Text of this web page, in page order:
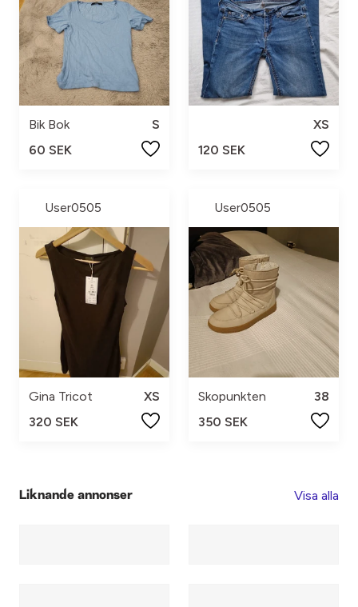
Bik Bok
S
60 SEK
XS
120 SEK
User0505
Gina Tricot
XS
320 SEK
User0505
Skopunkten
38
350 SEK
Liknande annonser Visa alla